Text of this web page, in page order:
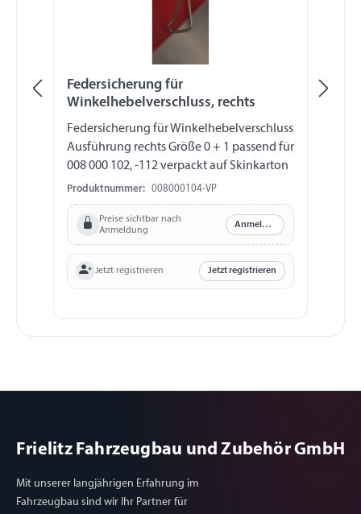
Federsicherung für
Winkelhebelverschluss, rechts
Federsicherung für Winkelhebelverschluss
Ausführung rechts Größe 0 + 1 passend für
008 000 102, -112 verpackt auf Skinkarton
Produktnummer: 008000104-VP
Preise sichtbar nach
Anmeldung
Anmelden
Jetzt registrieren Jetzt registrieren
Frielitz Fahrzeugbau und Zubehör GmbH
Mit unserer langjährigen Erfahrung im
Fahrzeugbau sind wir Ihr Partner für